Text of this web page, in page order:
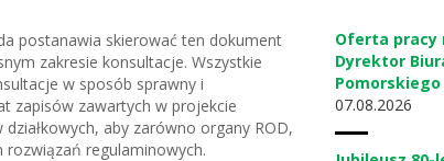
postanawia skierować ten dokument
zakresie konsultacje. Wszystkie
w sposób sprawny i
zapisów zawartych w projekcie
aby zarówno organy ROD,
rozwiązań regulaminowych.
Oferta pracy
Dyrektor
Pomorskiego
0708.2026